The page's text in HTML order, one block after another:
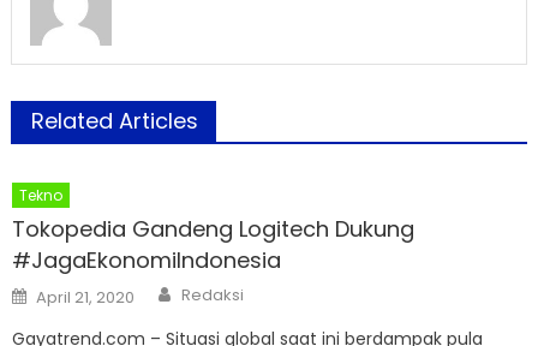
Related Articles
Tekno
Tokopedia Gandeng Logitech Dukung
#JagaEkonomiIndonesia
Posted
on
April 21, 2020 Author
Redaksi
Gayatrend.com – Situasi global saat ini berdampak pula